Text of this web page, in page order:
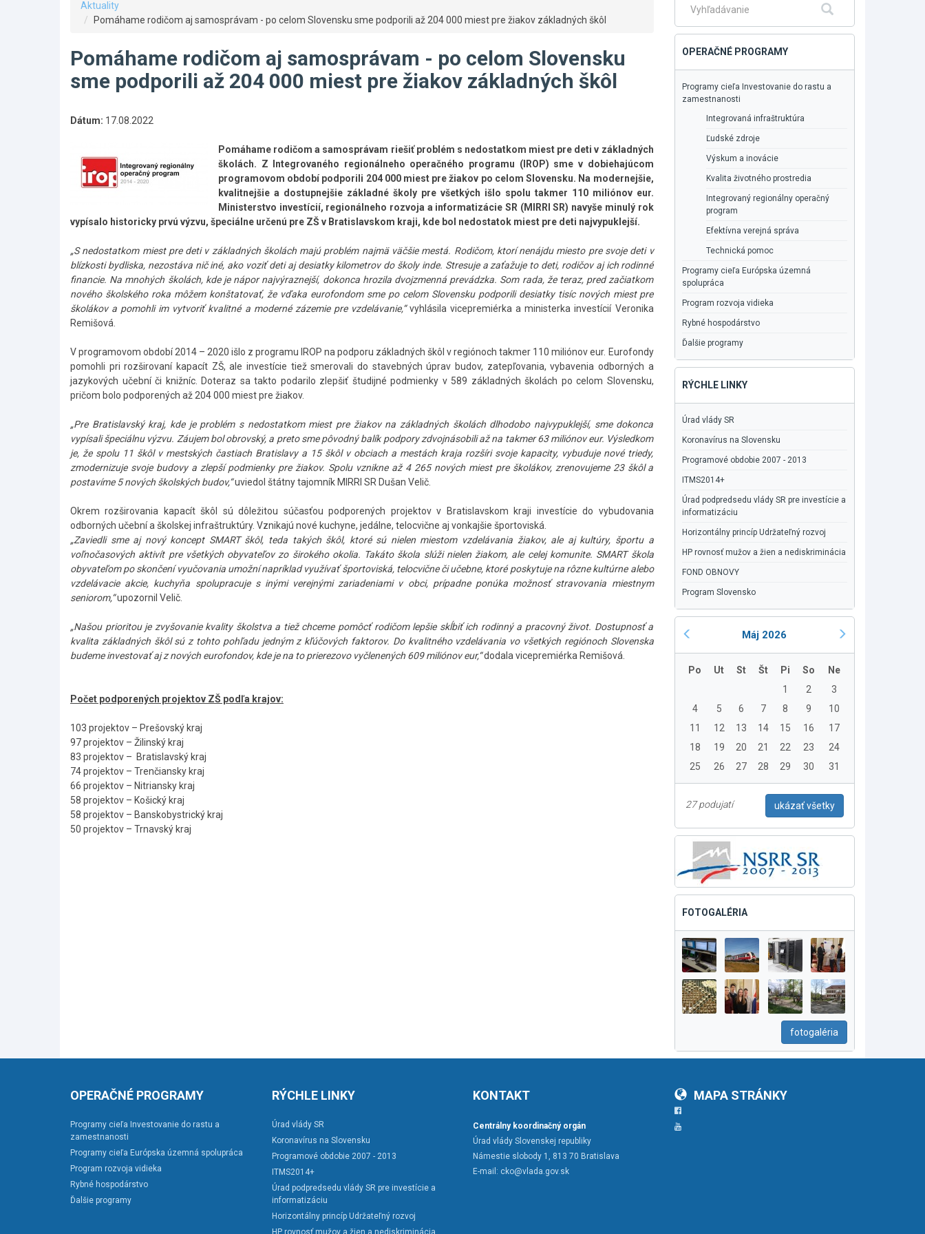
Aktuality
Pomáhame rodičom aj samosprávam - po celom Slovensku sme podporili až 204 000 miest pre žiakov základných škôl
Pomáhame rodičom aj samosprávam - po celom Slovensku
sme podporili až 204 000 miest pre žiakov základných škôl
Dátum: 17.08.2022
Pomáhame rodičom a samosprávam riešiť problém s nedostatkom miest pre deti v základných
školách. Z Integrovaného regionálneho operačného programu (IROP) sme v dobiehajúcom
programovom období podporili 204 000 miest pre žiakov po celom Slovensku. Na modernejšie,
kvalitnejšie a dostupnejšie základné školy pre všetkých išlo spolu takmer 110 miliónov eur.
Ministerstvo investícií, regionálneho rozvoja a informatizácie SR (MIRRI SR) navyše minulý rok
vypísalo historicky prvú výzvu, špeciálne určenú pre ZŠ v Bratislavskom kraji, kde bol nedostatok miest pre deti najvypuklejší.
„S nedostatkom miest pre deti v základných školách majú problém najmä väčšie mestá. Rodičom, ktorí nenájdu miesto pre svoje deti v
blízkosti bydliska, nezostáva nič iné, ako voziť deti aj desiatky kilometrov do školy inde. Stresuje a zaťažuje to deti, rodičov aj ich rodinné
financie. Na mnohých školách, kde je nápor najvýraznejší, dokonca hrozila dvojzmenná prevádzka. Som rada, že teraz, pred začiatkom
nového školského roka môžem konštatovať, že vďaka eurofondom sme po celom Slovensku podporili desiatky tisíc nových miest pre
školákov a pomohli im vytvoriť kvalitné a moderné zázemie pre vzdelávanie,“vyhlásila vicepremiérka a ministerka investícií Veronika
Remišová.
V programovom období 2014 – 2020 išlo z programu IROP na podporu základných škôl v regiónoch takmer 110 miliónov eur. Eurofondy
pomohli pri rozširovaní kapacít ZŠ, ale investície tiež smerovali do stavebných úprav budov, zatepľovania, vybavenia odborných a
jazykových učební či knižníc. Doteraz sa takto podarilo zlepšiť študijné podmienky v 589 základných školách po celom Slovensku,
pričom bolo podporených až 204 000 miest pre žiakov.
„Pre Bratislavský kraj, kde je problém s nedostatkom miest pre žiakov na základných školách dlhodobo najvypuklejší, sme dokonca
vypísali špeciálnu výzvu. Záujem bol obrovský, a preto sme pôvodný balík podpory zdvojnásobili až na takmer 63 miliónov eur. Výsledkom
je, že spolu 11 škôl v mestských častiach Bratislavy a 15 škôl v obciach a mestách kraja rozšíri svoje kapacity, vybuduje nové triedy,
zmodernizuje svoje budovy a zlepší podmienky pre žiakov. Spolu vznikne až 4 265 nových miest pre školákov, zrenovujeme 23 škôl a
postavíme 5 nových školských budov,“uviedol štátny tajomník MIRRI SR Dušan Velič.
Okrem rozširovania kapacít škôl sú dôležitou súčasťou podporených projektov v Bratislavskom kraji investície do vybudovania
odborných učební a školskej infraštruktúry. Vznikajú nové kuchyne, jedálne, telocvične aj vonkajšie športoviská.
„Zaviedli sme aj nový koncept SMART škôl, teda takých škôl, ktoré sú nielen miestom vzdelávania žiakov, ale aj kultúry, športu a
voľnočasových aktivít pre všetkých obyvateľov zo širokého okolia. Takáto škola slúži nielen žiakom, ale celej komunite. SMART škola
obyvateľom po skončení vyučovania umožní napríklad využívať športoviská, telocvične či učebne, ktoré poskytuje na rôzne kultúrne alebo
vzdelávacie akcie, kuchyňa spolupracuje s inými verejnými zariadeniami v obci, prípadne ponúka možnosť stravovania miestnym
seniorom,“upozornil Velič.
„Našou prioritou je zvyšovanie kvality školstva a tiež chceme pomôcť rodičom lepšie skĺbiť ich rodinný a pracovný život. Dostupnosť a
kvalita základných škôl sú z tohto pohľadu jedným z kľúčových faktorov. Do kvalitného vzdelávania vo všetkých regiónoch Slovenska
budeme investovať aj z nových eurofondov, kde je na to prierezovo vyčlenených 609 miliónov eur,“dodala vicepremiérka Remišová.
Počet podporených projektov ZŠ podľa krajov:
103 projektov – Prešovský kraj
97 projektov – Žilinský kraj
83 projektov – Bratislavský kraj
74 projektov – Trenčiansky kraj
66 projektov – Nitriansky kraj
58 projektov – Košický kraj
58 projektov – Banskobystrický kraj
50 projektov – Trnavský kraj
Fulltextové
OPERAČNÉ PROGRAMY
Programy cieľa Investovanie do rastu a
zamestnanosti
Integrovaná infraštruktúra
Ľudské zdroje
Výskum a inovácie
Kvalita životného prostredia
Integrovaný regionálny operačný
program
Efektívna verejná správa
Technická pomoc
Programy cieľa Európska územná
spolupráca
Program rozvoja vidieka
Rybné hospodárstvo
Ďalšie programy
RÝCHLE LINKY
Úrad vlády SR
Koronavírus na Slovensku
Programové obdobie 2007 - 2013
ITMS2014+
Úrad podpredsedu vlády SR pre investície a
informatizáciu
Horizontálny princíp Udržateľný rozvoj
HP rovnosť mužov a žien a nediskriminácia
FOND OBNOVY
Program Slovensko
Máj 2026
Po Ut St Št Pi So
Ne
1
2
3
4
5 6 7 8 9
10
11
12 13 14 15 16
17
18
19 20 21 22 23
24
25
26 27 28 29 30 31
27 podujatí ukázať všetky
FOTOGALÉRIA
fotogaléria
OPERAČNÉ PROGRAMY
Programy cieľa Investovanie do rastu a
zamestnanosti
Programy cieľa Európska územná spolupráca
Program rozvoja vidieka
Rybné hospodárstvo
Ďalšie programy
RÝCHLE LINKY
Úrad vlády SR
Koronavírus na Slovensku
Programové obdobie 2007 - 2013
ITMS2014+
Úrad podpredsedu vlády SR pre investície a
informatizáciu
Horizontálny princíp Udržateľný rozvoj
HP rovnosť mužov a žien a nediskriminácia
KONTAKT
Centrálny koordinačný orgán
Úrad vlády Slovenskej republiky
Námestie slobody 1, 813 70 Bratislava
E-mail: cko@vlada.gov.sk
MAPA STRÁNKY
Facebook
YouTube